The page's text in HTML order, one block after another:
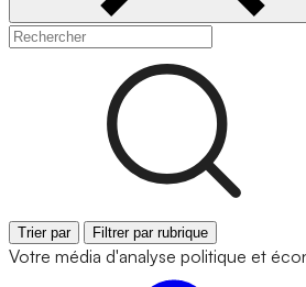
Trier par Filtrer par rubrique
Votre média d'analyse politique et